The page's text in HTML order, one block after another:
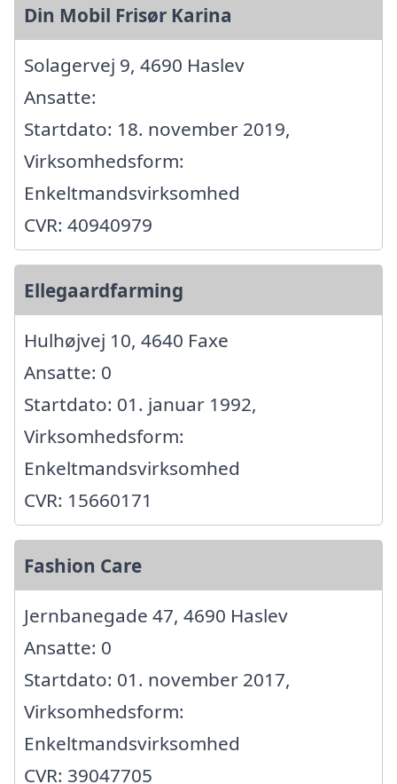
Din Mobil Frisør Karina
Solagervej 9, 4690 Haslev
Ansatte:
Startdato: 18. november 2019,
Virksomhedsform:
Enkeltmandsvirksomhed
CVR: 40940979
Ellegaardfarming
Hulhøjvej 10, 4640 Faxe
Ansatte: 0
Startdato: 01. januar 1992,
Virksomhedsform:
Enkeltmandsvirksomhed
CVR: 15660171
Fashion Care
Jernbanegade 47, 4690 Haslev
Ansatte: 0
Startdato: 01. november 2017,
Virksomhedsform:
Enkeltmandsvirksomhed
CVR: 39047705